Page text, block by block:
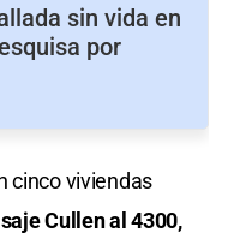
sin vida en
por
cinco viviendas
Cullen al 4300,